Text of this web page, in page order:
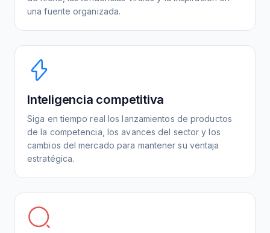
una fuente organizada.
Inteligencia competitiva
Siga en tiempo real los lanzamientos de productos
de la competencia, los avances del sector y los
cambios del mercado para mantener su ventaja
estratégica.